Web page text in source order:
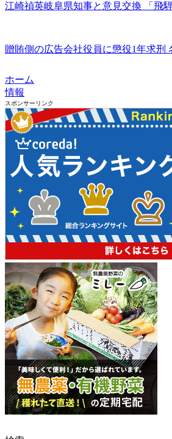
江崎禎英岐阜県知事と意見交換 「飛
贈賄側の広告会社役員に懲役1年求刑
ホーム
情報
スポンサーリンク